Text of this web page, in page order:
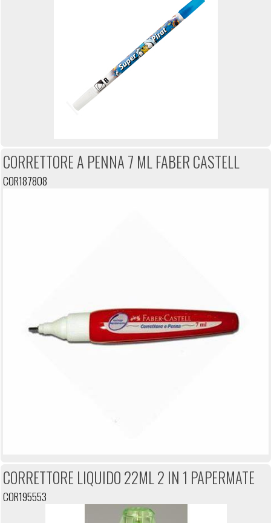
CORRETTORE A PENNA 7 ML FABER CASTELL
COR187808
CORRETTORE LIQUIDO 22ML 2 IN 1 PAPERMATE
COR195553